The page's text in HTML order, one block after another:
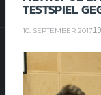
TESTSPIEL
10. SEPTEMBER 2017